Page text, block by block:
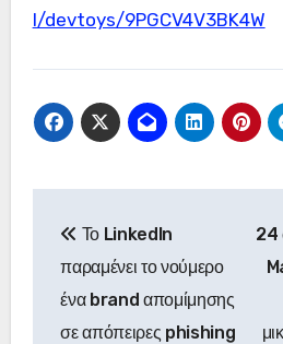
l/devtoys/9PGCV4V3BK4W
άρθρων
Το LinkedIn
παραμένει το νούμερο
ένα brand απομίμησης
σε απόπειρες phishing
24